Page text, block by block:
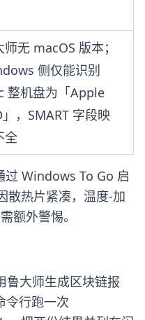
师无 macOS 版本；
侧仅能识别
整机盘为「Apple
」，SMART 字段映
全
Windows To Go 启
散热片紧凑，温度-加
额外警惕。
鲁大师生成区块链报
行跑一次